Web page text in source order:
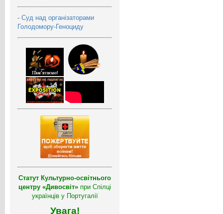
- Суд над організаторами
Голодомору-Геноциду
Статут Культурно-освітнього
центру «Дивосвіт» при Спілці
українців у Португалії
Увага!